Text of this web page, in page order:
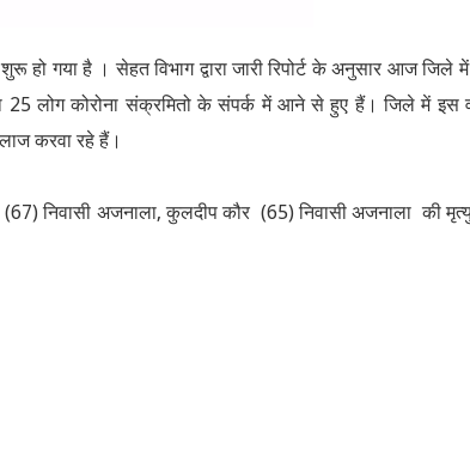
हो गया है । सेहत विभाग द्वारा जारी रिपोर्ट के अनुसार आज जिले
25 लोग कोरोना संक्रमितो के संपर्क में आने से हुए हैं। जिले में इस
करवा रहे हैं।
निवासी अजनाला, कुलदीप कौर (65) निवासी अजनाला की